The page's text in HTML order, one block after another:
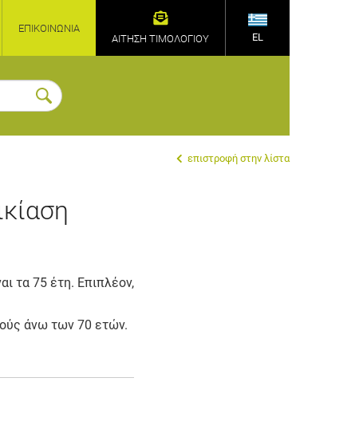
ΕΠΙΚΟΙΝΩΝΊΑ
ΑΙΤΗΣΗ ΤΙΜΟΛΟΓΙΟΥ
EL
επιστροφή στην λίστα
τα 75 έτη. Επιπλέον,
άνω των 70 ετών.